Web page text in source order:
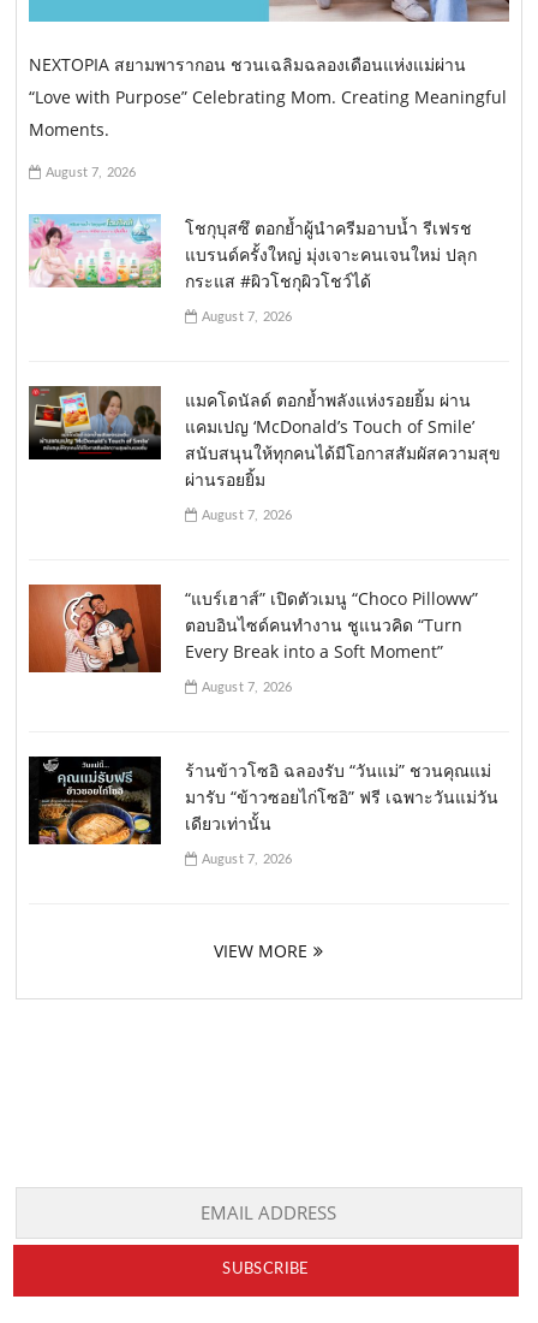
NEXTOPIA สยามพารากอน ชวนเฉลิมฉลองเดือนแห่งแม่ผ่าน
“Love with Purpose” Celebrating Mom. Creating Meaningful
Moments.
August 7, 2026
โชกุบุสซึ ตอกย้ำผู้นำครีมอาบน้ำ รีเฟรช
แบรนด์ครั้งใหญ่ มุ่งเจาะคนเจนใหม่ ปลุก
กระแส #ผิวโชกุผิวโชว์ได้
August 7, 2026
แมคโดนัลด์ ตอกย้ำพลังแห่งรอยยิ้ม ผ่าน
แคมเปญ ‘McDonald’s Touch of Smile’
สนับสนุนให้ทุกคนได้มีโอกาสสัมผัสความสุข
ผ่านรอยยิ้ม
August 7, 2026
“แบร์เฮาส์” เปิดตัวเมนู “Choco Pilloww”
ตอบอินไซด์คนทำงาน ชูแนวคิด “Turn
Every Break into a Soft Moment”
August 7, 2026
ร้านข้าวโซอิ ฉลองรับ “วันแม่” ชวนคุณแม่
มารับ “ข้าวซอยไก่โซอิ” ฟรี เฉพาะวันแม่วัน
เดียวเท่านั้น
August 7, 2026
VIEW MORE